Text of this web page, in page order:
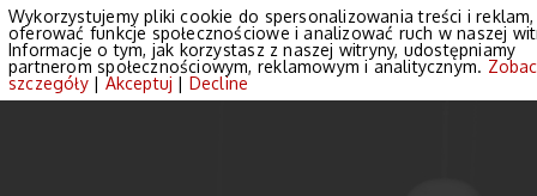
Wykorzystujemy pliki cookie do spersonalizowania treści i
oferować funkcje społecznościowe i analizować ruch w naszej
Informacje o tym, jak korzystasz z naszej witryny, udostępniamy
partnerom społecznościowym, reklamowym i analitycznym.
szczegóły| Akceptuj | Decline